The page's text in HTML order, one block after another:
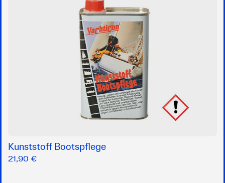
Kunststoff Bootspflege
21,90 €